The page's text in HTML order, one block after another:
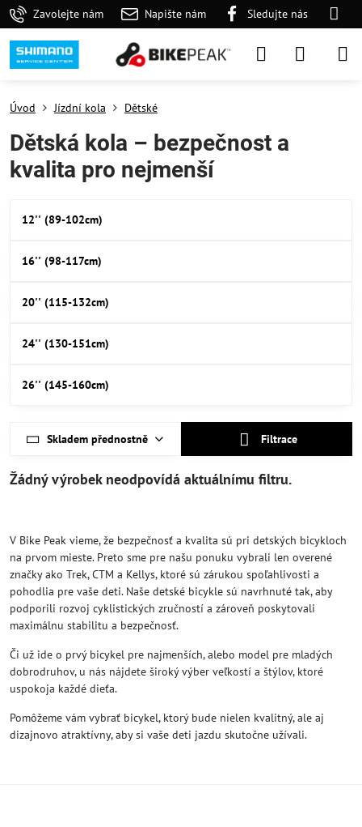
Zavolejte nám Napište nám Sledujte nás
Úvod Jízdní kola Dětské
Dětská kola – bezpečnost a
kvalita pro nejmenší
12'' (89-102cm)
16'' (98-117cm)
20'' (115-132cm)
24'' (130-151cm)
26'' (145-160cm)
Skladem přednostně Filtrace
V Bike Peak vieme, že bezpečnosť a kvalita sú pri detských bicykloch
na prvom mieste. Preto sme pre našu ponuku vybrali len overené
značky ako Trek, CTM a Kellys, ktoré sú zárukou spoľahlivosti a
pohodlia pre vaše deti. Naše detské bicykle sú navrhnuté tak, aby
podporili rozvoj cyklistických zručností a zároveň poskytovali
maximálnu stabilitu a bezpečnosť.
Či už ide o prvý bicykel pre najmenších, alebo model pre mladých
dobrodruhov, u nás nájdete široký výber veľkostí a štýlov, ktoré
uspokoja každé dieťa.
Pomôžeme vám vybrať bicykel, ktorý bude nielen kvalitný, ale aj
dizajnovo atraktívny, aby si vaše deti jazdu skutočne užívali.